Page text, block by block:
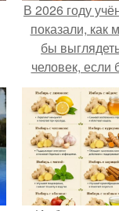
В 2026 году
показали, как
бы
человек, если
его тело
специально
выживания в